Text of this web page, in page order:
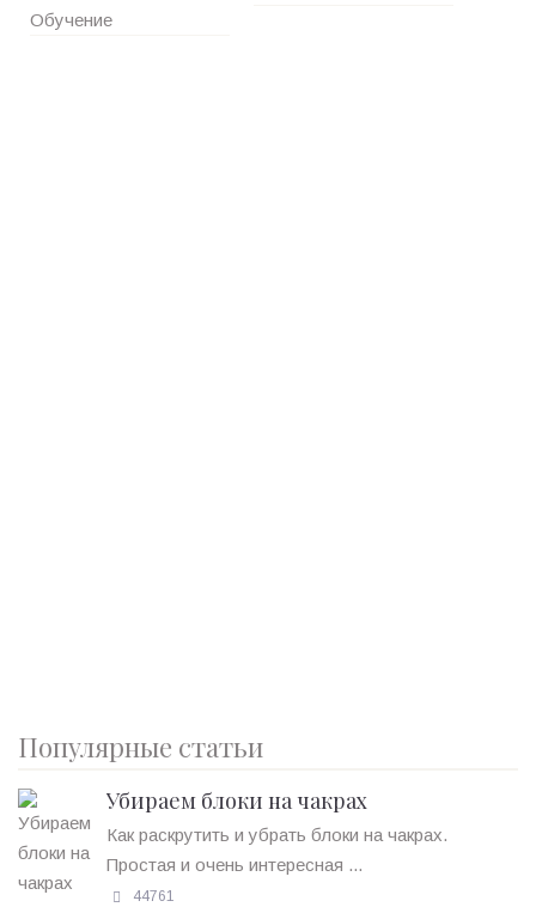
Обучение
Популярные статьи
Убираем блоки на чакрах
Как раскрутить и убрать блоки на чакрах.
Простая и очень интересная ...
44761